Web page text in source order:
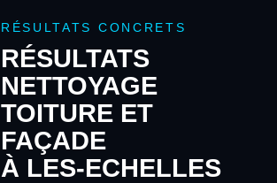
RÉSULTATS CONCRETS
RÉSULTATS
NETTOYAGE
TOITURE ET
FAÇADE
À LES-ECHELLES